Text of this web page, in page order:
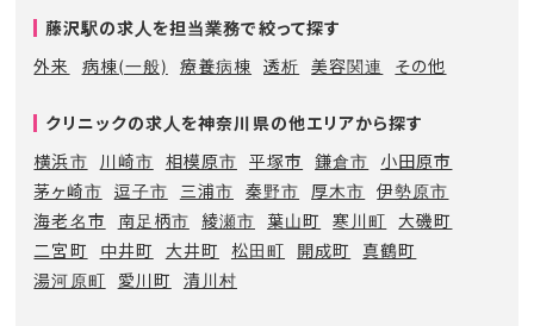
藤沢駅の求人を担当業務で絞って探す
外来
病棟(一般) 療養病棟 透析 美容関連 その他
クリニックの求人を神奈川県の他エリアから探す
横浜市
川崎市 相模原市 平塚市 鎌倉市
小田原市
茅ヶ崎市
逗子市 三浦市 秦野市 厚木市
伊勢原市
海老名市
南足柄市 綾瀬市 葉山町 寒川町
大磯町
二宮町
中井町 大井町 松田町 開成町
真鶴町
湯河原町
愛川町 清川村